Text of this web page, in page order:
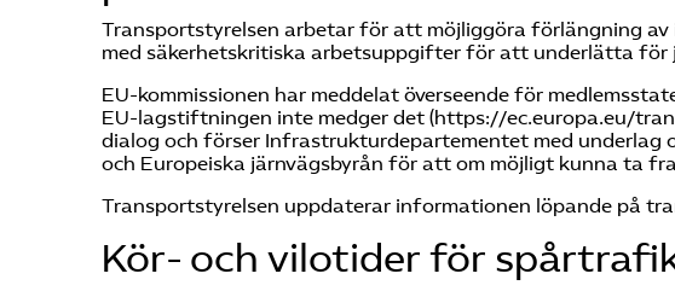
Transportstyrelsen arbetar för att möjliggöra förlängning
med säkerhetskritiska arbetsuppgifter för att underlätta för
EU-kommissionen har meddelat överseende för
EU-lagstiftningen inte medger det (https://ec.europa.eu/
dialog och förser Infrastrukturdepartementet med underlag
och Europeiska järnvägsbyrån för att om möjligt kunna ta
Transportstyrelsen uppdaterar informationen löpande på
Kör- och vilotider för